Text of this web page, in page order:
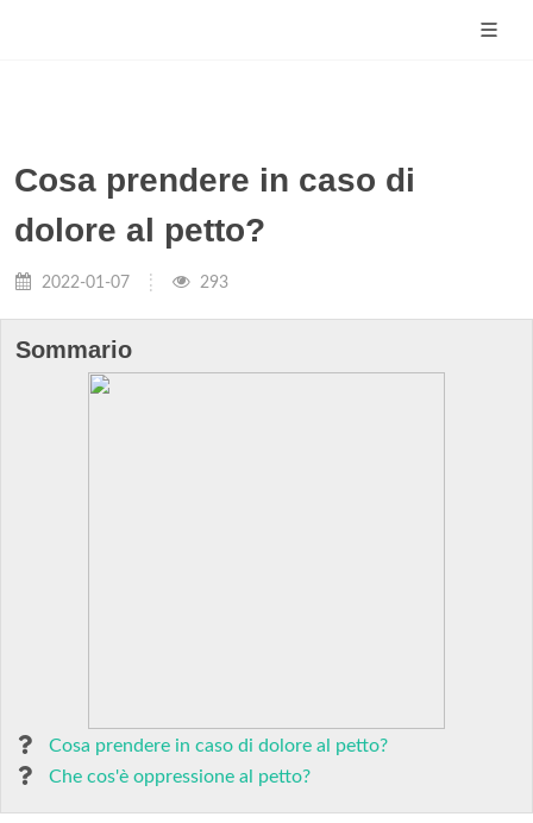
Cosa prendere in caso di
dolore al petto?
2022-01-07 293
Sommario
Cosa prendere in caso di dolore al petto?
Che cos'è oppressione al petto?